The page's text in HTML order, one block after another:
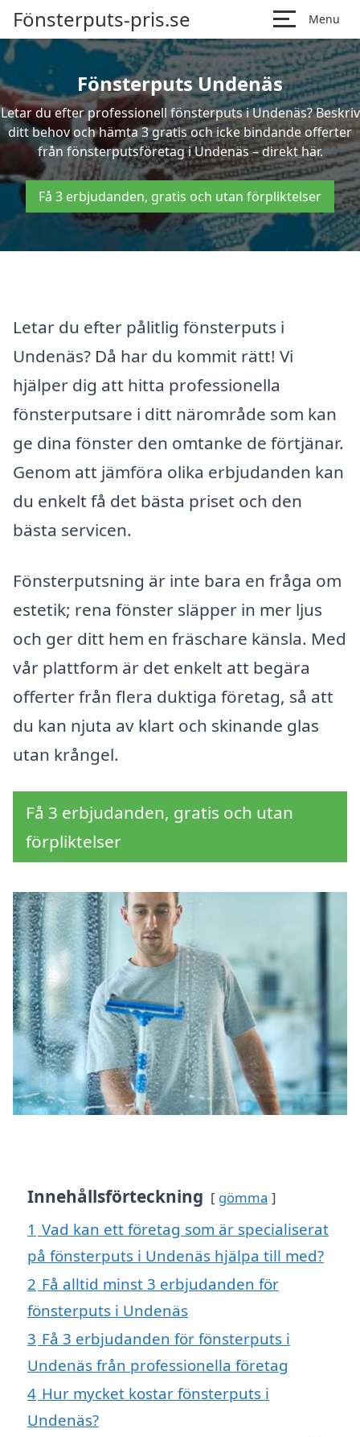
Fönsterputs-pris.se Menu
Fönsterputs Undenäs
Letar du efter professionell fönsterputs i Undenäs? Beskriv
ditt behov och hämta 3 gratis och icke bindande offerter
från fönsterputsföretag i Undenäs – direkt här.
Få 3 erbjudanden, gratis och utan förpliktelser
Letar du efter pålitlig fönsterputs i
Undenäs? Då har du kommit rätt! Vi
hjälper dig att hitta professionella
fönsterputsare i ditt närområde som kan
ge dina fönster den omtanke de förtjänar.
Genom att jämföra olika erbjudanden kan
du enkelt få det bästa priset och den
bästa servicen.
Fönsterputsning är inte bara en fråga om
estetik; rena fönster släpper in mer ljus
och ger ditt hem en fräschare känsla. Med
vår plattform är det enkelt att begära
offerter från flera duktiga företag, så att
du kan njuta av klart och skinande glas
utan krångel.
Få 3 erbjudanden, gratis och utan
förpliktelser
Innehållsförteckning gömma
1 Vad kan ett företag som är specialiserat
på fönsterputs i Undenäs hjälpa till med?
2 Få alltid minst 3 erbjudanden för
fönsterputs i Undenäs
3 Få 3 erbjudanden för fönsterputs i
Undenäs från professionella företag
4 Hur mycket kostar fönsterputs i
Undenäs?